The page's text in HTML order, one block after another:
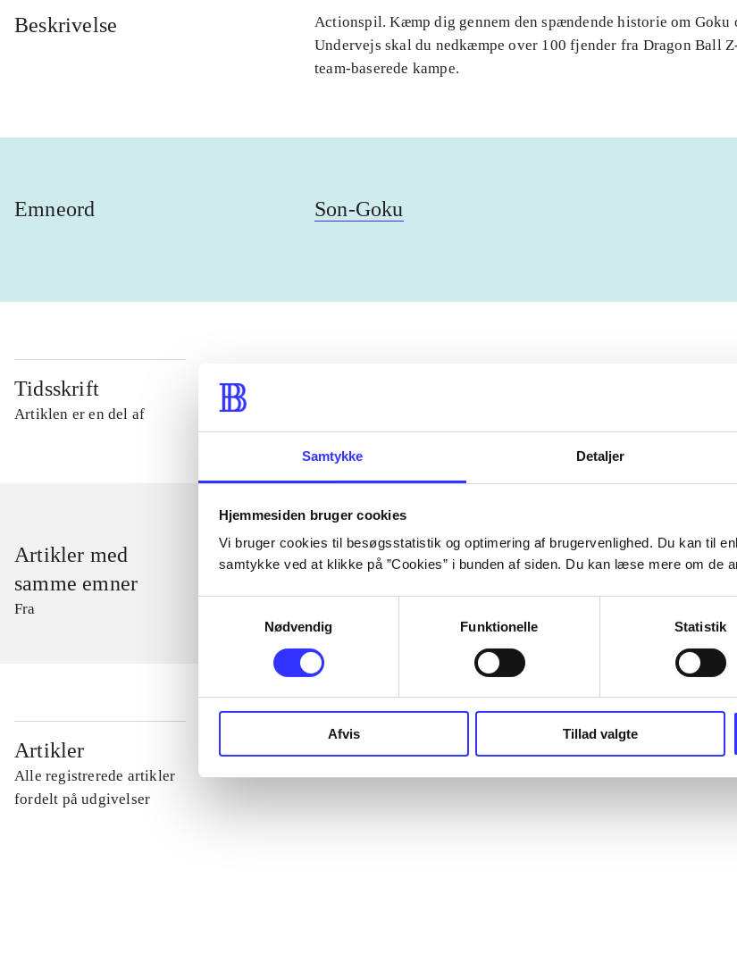
Samtykke Detaljer
Hjemmesiden bruger cookies
Vi bruger cookies til besøgsstatistik og optimering af brugervenlighed. Du kan til
samtykke ved at klikke på ”Cookies” i bunden af siden. Du kan læse mere om de
Nødvendig
Funktionelle Statistik
Afvis Tillad valgte
Beskrivelse
Actionspil. Kæmp dig gennem den spændende historie om Goku
Undervejs skal du nedkæmpe over 100 fjender fra Dragon Ball
team-baserede kampe.
Emneord Son-Goku
Tidsskrift
Artiklen er en del af
Artikler med
samme emner
Fra
Artikler
Alle registrerede artikler
fordelt på udgivelser